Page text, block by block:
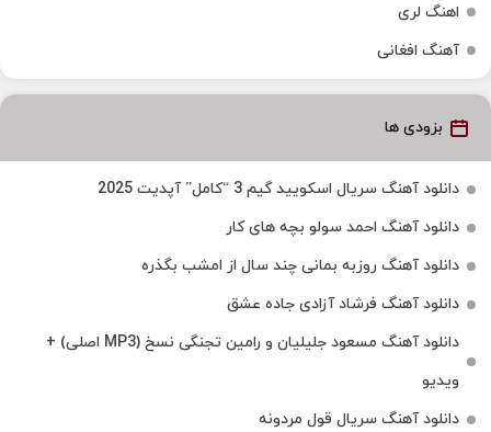
اهنگ لری
آهنگ افغانی
بزودی ها
دانلود آهنگ سریال اسکویید گیم 3 “کامل” آپدیت 2025
دانلود آهنگ احمد سولو بچه های کار
دانلود آهنگ روزبه بمانی چند سال از امشب بگذره
دانلود آهنگ فرشاد آزادی جاده عشق
دانلود آهنگ مسعود جلیلیان و رامین تجنگی نسخ (MP3 اصلی) +
ویدیو
دانلود آهنگ سریال قول مردونه